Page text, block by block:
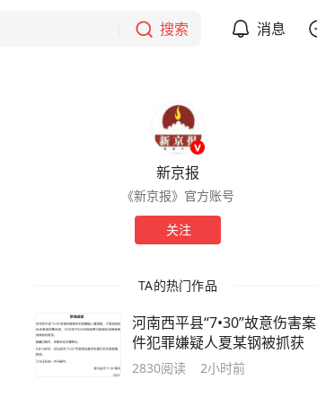
搜索 消息
新京报
《新京报》官方账号
关注
TA的热门作品
河南西平县“7•30”故意伤害案
件犯罪嫌疑人夏某钢被抓获
2830阅读 2小时前